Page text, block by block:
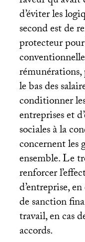
d’éviter les
second est de
protecteur pour
le bas des
conditionner
entreprises et
sociales à la
concernent les
ensemble. Le
renforcer
d’entreprise,
de sanction
travail, en cas
accords.